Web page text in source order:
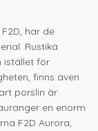
har de
Rustika
istället för
finns även
porslin är
en enorm
F2D Aurora,